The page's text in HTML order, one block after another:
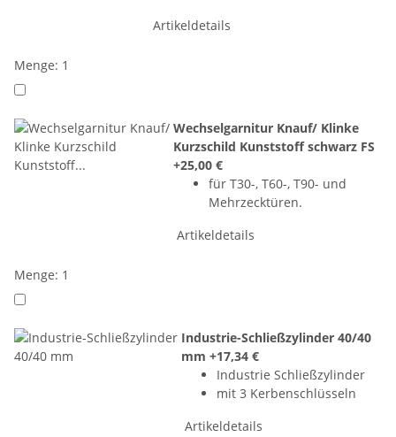
Artikeldetails
Menge: 1
Wechselgarnitur Knauf/ Klinke
Kurzschild Kunststoff schwarz FS
+25,00 €
für T30-, T60-, T90- und
Mehrzecktüren.
Artikeldetails
Menge: 1
Industrie-Schließzylinder 40/40
mm+17,34 €
Industrie Schließzylinder
mit 3 Kerbenschlüsseln
Artikeldetails